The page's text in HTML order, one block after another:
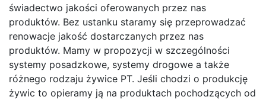
świadectwo jakości oferowanych przez nas
produktów. Bez ustanku staramy się przeprowadzać
renowacje jakość dostarczanych przez nas
produktów. Mamy w propozycji w szczególności
systemy posadzkowe, systemy drogowe a także
różnego rodzaju żywice PT. Jeśli chodzi o produkcję
żywic to opieramy ją na produktach pochodzących od